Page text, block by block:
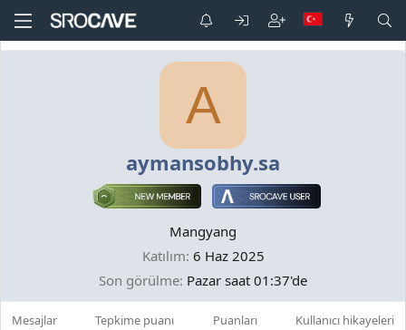
A
aymansobhy.sa
Mangyang
Katılım 6 Haz 2025
Son görülme Pazar saat 01:37'de
Mesajlar Tepkime puanı Puanları Kullanıcı hikayeleri